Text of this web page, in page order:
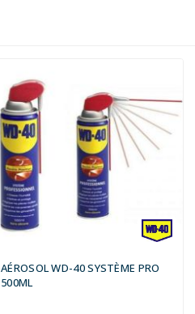
AÉROSOL WD-40 SYSTÈME PRO
500ML